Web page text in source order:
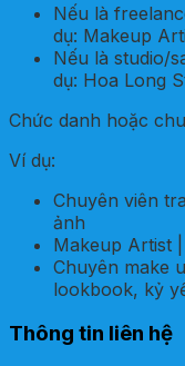
Nếu là
dụ: Makeup
Nếu là studio/
dụ: Hoa Long
Chức danh hoặc
Ví dụ:
Chuyên viên
ảnh
Makeup Artist
Chuyên make
lookbook, kỷ
Thông tin liên hệ